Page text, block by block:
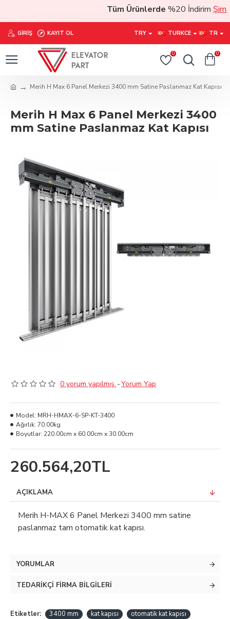
Tüm Ürünlerde%20 İndirimŞimdi
GIRIŞ KAYIT OL TRY TURKCE TR
0 0
Merih H Max 6 Panel Merkezi 3400 mm Satine Paslanmaz Kat Kapısı
Merih H Max 6 Panel Merkezi 3400
mm Satine Paslanmaz Kat Kapısı
0 yorum yapılmış. -Yorum Yap
260.564,20TL
Model: MRH-HMAX-6-SP-KT-3400
Ağırlık: 70.00kg
Boyutlar: 220.00cm x 60.00cm x 30.00cm
AÇIKLAMA
Merih H-MAX 6 Panel Merkezi 3400 mm satine
paslanmaz tam otomatik kat kapısı.
YORUMLAR
TEDARIKÇI FIRMA BILGILERI
Etiketler: 3400 mm kat kapısı
otomatik kat kapısı